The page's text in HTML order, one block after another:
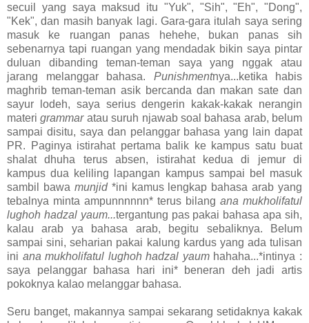
secuil yang saya maksud itu "Yuk", "Sih", "Eh", "Dong",
"Kek", dan masih banyak lagi. Gara-gara itulah saya sering
masuk ke ruangan panas hehehe, bukan panas sih
sebenarnya tapi ruangan yang mendadak bikin saya pintar
duluan dibanding teman-teman saya yang nggak atau
jarang melanggar bahasa. Punishmentnya...ketika habis
maghrib teman-teman asik bercanda dan makan sate dan
sayur lodeh, saya serius dengerin kakak-kakak nerangin
materigrammaratau suruh njawab soal bahasa arab, belum
sampai disitu, saya dan pelanggar bahasa yang lain dapat
PR. Paginya istirahat pertama balik ke kampus satu buat
shalat dhuha terus absen, istirahat kedua di jemur di
kampus dua keliling lapangan kampus sampai bel masuk
sambil bawa munjid*ini kamus lengkap bahasa arab yang
tebalnya minta ampunnnnnn* terus bilang ana mukholifatul
lughoh hadzal yaum...tergantung pas pakai bahasa apa sih,
kalau arab ya bahasa arab, begitu sebaliknya. Belum
sampai sini, seharian pakai kalung kardus yang ada tulisan
ini ana mukholifatul lughoh hadzal yaumhahaha...*intinya :
saya pelanggar bahasa hari ini* beneran deh jadi artis
pokoknya kalao melanggar bahasa.
Seru banget, makannya sampai sekarang setidaknya kakak